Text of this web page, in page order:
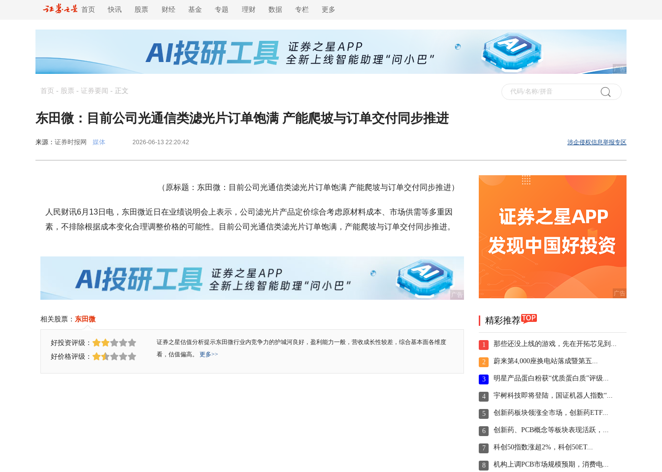
首页 快讯 股票 财经 基金 专题 理财 数据 专栏 更多
广告
首页 - 股票 - 证券要闻 - 正文
东田微：目前公司光通信类滤光片订单饱满 产能爬坡与订单交付同步推进
来源： 证券时报网 媒体 2026-06-13 22:20:42 涉企侵权信息举报专区
（原标题：东田微：目前公司光通信类滤光片订单饱满 产能爬坡与订单交付同步推进）
人民财讯6月13日电，东田微近日在业绩说明会上表示，公司滤光片产品定价综合考虑原材料成本、市场供需等多重因
素，不排除根据成本变化合理调整价格的可能性。目前公司光通信类滤光片订单饱满，产能爬坡与订单交付同步推进。
广告
相关股票： 东田微
好投资评级：
好价格评级：
证券之星估值分析提示东田微行业内竞争力的护城河良好，盈利能力一般，营收成长性较差，综合基本面各维度
看，估值偏高。 更多>>
精彩推荐
1 那些还没上线的游戏，先在开拓芯见到...
2 蔚来第4,000座换电站落成暨第五...
3 明星产品蛋白粉获“优质蛋白质”评级...
4 宇树科技即将登陆，国证机器人指数“...
5 创新药板块领涨全市场，创新药ETF...
6 创新药、PCB概念等板块表现活跃，...
7 科创50指数涨超2%，科创50ET...
8 机构上调PCB市场规模预期，消费电...